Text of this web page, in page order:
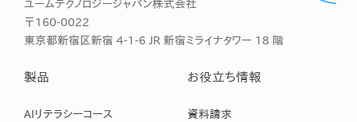
ユームテクノロジージャパン株式会社
〒160-0022
東京都新宿区新宿 4-1-6 JR 新宿ミライナタワー 18 階
製品
AIリテラシーコース
お役立ち情報
資料請求